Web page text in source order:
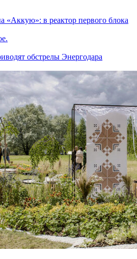
«Аккую»: в реактор первого блока
обстрелы Энергодара